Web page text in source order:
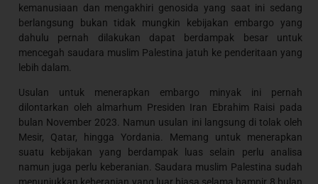
kemanusiaan dan mengakhiri genosida yang saat ini sedang
berlangsung bukan tidak mungkin kebijakan embargo yang
dahulu pernah dilakukan dapat berdampak besar untuk
mencegah saudara muslim Palestina jatuh ke penderitaan yang
lebih dalam.
Usulan untuk menerapkan embargo minyak ini pernah
dilontarkan oleh almarhum Presiden Iran Ebrahim Raisi pada
bulan November 2023. Namun usulan ini langsung di tolak oleh
Mesir, Qatar, hingga Yordania. Memang untuk menerapkan
suatu kebijakan yang berdampak luas selain perlu analisa
namun juga perlu keberanian. Saudara muslim Palestina sudah